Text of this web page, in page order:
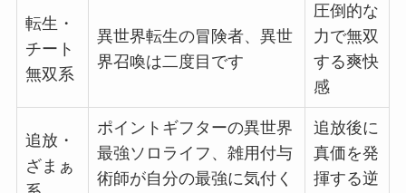
転生・
チート
無双系
異世界転生の冒険者、異世
界召喚は二度目です
圧倒的な
力で無双
する爽快
感
追放・
ざまぁ
ポイントギフターの異世界
最強ソロライフ、雑用付与
術師が自分の最強に気付く
追放後に
真価を発
揮する逆